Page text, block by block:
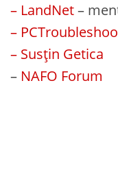
– LandNet–
–
– Susțin Getica
– NAFO Forum